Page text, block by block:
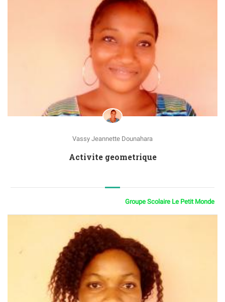
Vassy Jeannette Dounahara
Activite geometrique
Groupe Scolaire Le Petit Monde